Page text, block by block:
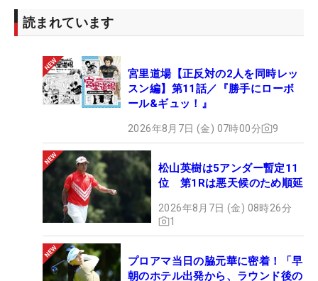
443万円余りの男が、夫婦で力をあわせて上位進出
を目指す。ちなみに、山村は今年は産休制度を利用
して来季からステップ・アップ・ツアーに復帰する
予定だという。（文・小高拓）
読まれています
宮里道場【正反対の2人を同時レッ
スン編】第11話／『勝手にローボ
ール&ギュッ！』
2026年8月7日 (金) 07時00分 9
松山英樹は5アンダー暫定11
位 第1Rは悪天候のため順延
2026年8月7日 (金) 08時26分
1
プロアマ当日の脇元華に密着！「早
朝のホテル出発から、ラウンド後の